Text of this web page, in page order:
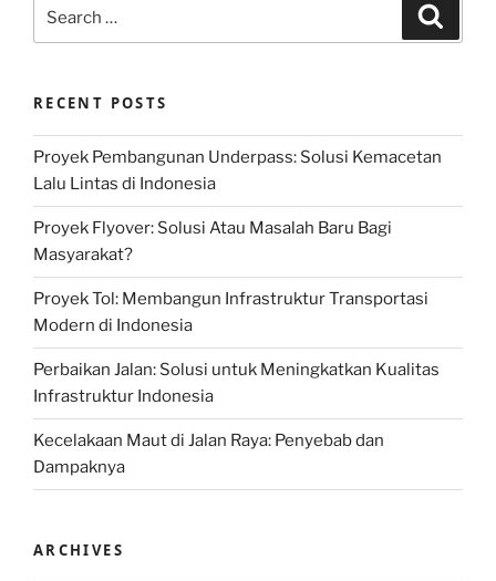
for:
RECENT POSTS
Proyek Pembangunan Underpass: Solusi Kemacetan
Lalu Lintas di Indonesia
Proyek Flyover: Solusi Atau Masalah Baru Bagi
Masyarakat?
Proyek Tol: Membangun Infrastruktur Transportasi
Modern di Indonesia
Perbaikan Jalan: Solusi untuk Meningkatkan Kualitas
Infrastruktur Indonesia
Kecelakaan Maut di Jalan Raya: Penyebab dan
Dampaknya
ARCHIVES